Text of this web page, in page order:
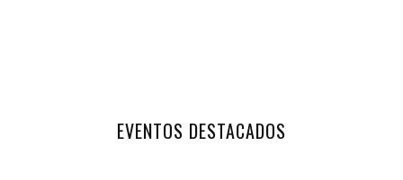
EVENTOS DESTACADOS